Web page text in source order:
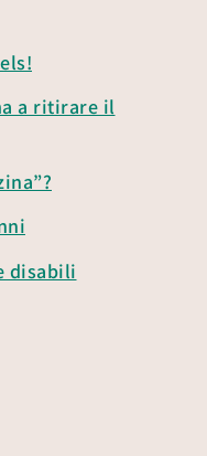
a ritirare il
disabili